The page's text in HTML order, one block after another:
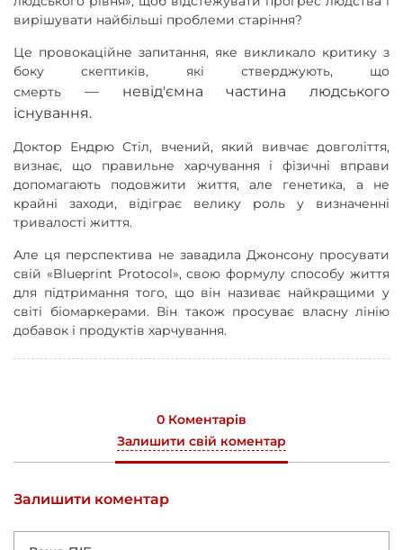
вирішувати найбільші проблеми старіння?
Це провокаційне запитання, яке викликало критику з
боку скептиків, які стверджують, що
смерть —невід'ємна частина людського
існування.
Доктор Ендрю Стіл, вчений, який вивчає довголіття,
визнає, що правильне харчування і фізичні вправи
допомагають подовжити життя, але генетика, а не
крайні заходи, відіграє велику роль у визначенні
тривалості життя.
Але ця перспектива не завадила Джонсону просувати
свій «Blueprint Protocol», свою формулу способу життя
для підтримання того, що він називає найкращими у
світі біомаркерами. Він також просуває власну лінію
добавок і продуктів харчування.
0 Коментарів
Залишити свій коментар
Залишити коментар